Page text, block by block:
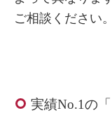
ご相談ください。
実績No.1の